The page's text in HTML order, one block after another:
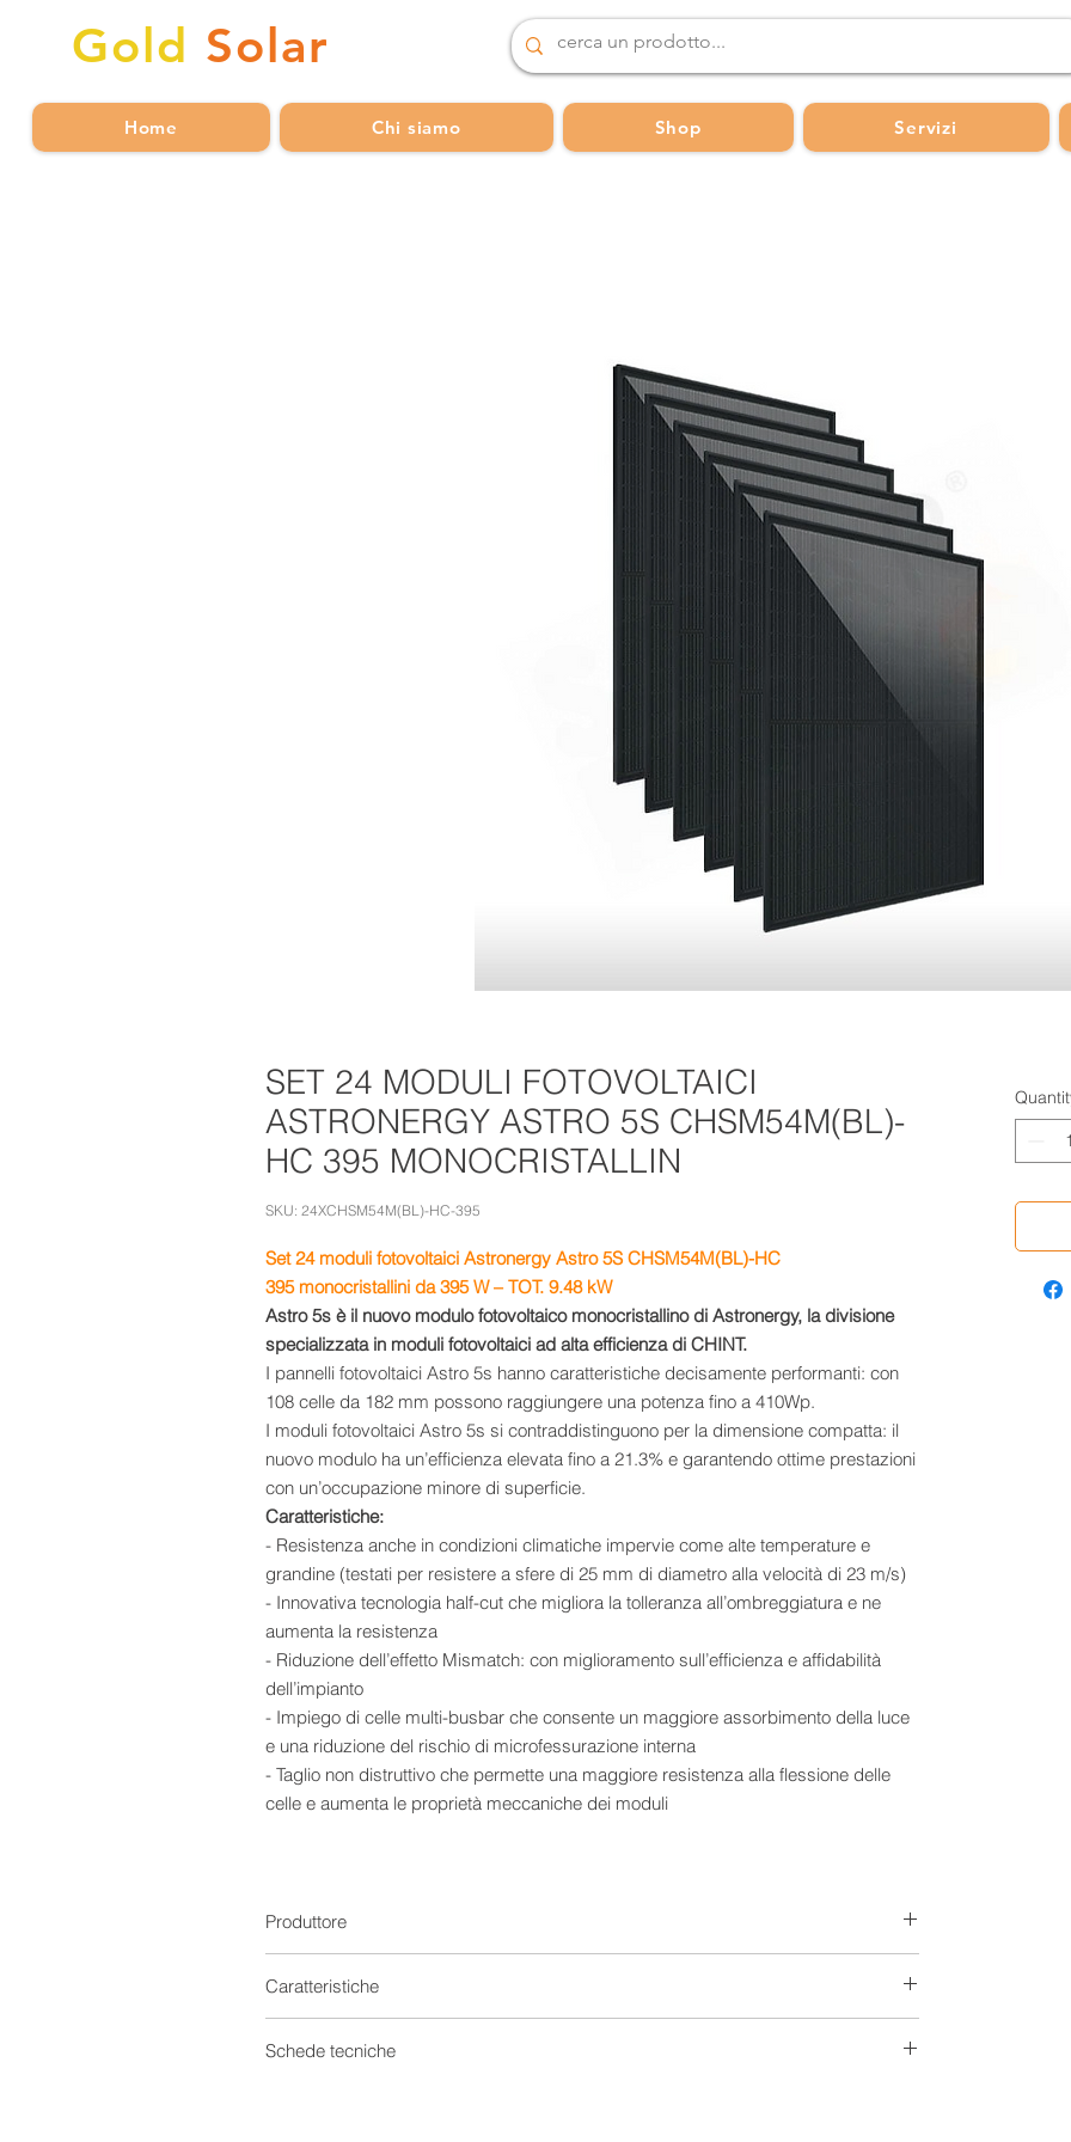
Gold Solar
Home Chi siamo Shop Servizi
SET 24 MODULI FOTOVOLTAICI
ASTRONERGY ASTRO 5S CHSM54M(BL)-
HC 395 MONOCRISTALLIN
SKU: 24XCHSM54M(BL)-HC-395
Set 24 moduli fotovoltaici Astronergy Astro 5S CHSM54M(BL)-HC
395 monocristallini da 395 W – TOT. 9.48 kW
Astro 5s è il nuovo modulo fotovoltaico monocristallino di Astronergy, la divisione
specializzata in moduli fotovoltaici ad alta efficienza di CHINT.
I pannelli fotovoltaici Astro 5s hanno caratteristiche decisamente performanti: con
108 celle da 182 mm possono raggiungere una potenza fino a 410Wp.
I moduli fotovoltaici Astro 5s si contraddistinguono per la dimensione compatta: il
nuovo modulo ha un’efficienza elevata fino a 21.3% e garantendo ottime prestazioni
con un’occupazione minore di superficie.
Caratteristiche:
- Resistenza anche in condizioni climatiche impervie come alte temperature e
grandine (testati per resistere a sfere di 25 mm di diametro alla velocità di 23 m/s)
- Innovativa tecnologia half-cut che migliora la tolleranza all’ombreggiatura e ne
aumenta la resistenza
- Riduzione dell’effetto Mismatch: con miglioramento sull’efficienza e affidabilità
dell’impianto
- Impiego di celle multi-busbar che consente un maggiore assorbimento della luce
e una riduzione del rischio di microfessurazione interna
- Taglio non distruttivo che permette una maggiore resistenza alla flessione delle
celle e aumenta le proprietà meccaniche dei moduli
Astro 5s CHSM54M-HC: con cornice Silver
Produttore
Caratteristiche
Moduli fotovoltaici Set
Schede tecniche